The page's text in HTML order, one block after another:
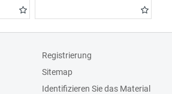
Registrierung
Sitemap
Identifizieren Sie das Material